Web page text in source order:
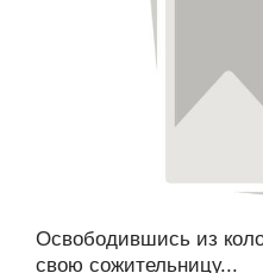
Освободившись из
свою сожительницу...